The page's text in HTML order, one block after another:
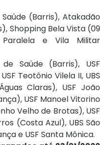
(Barris), Atakadão
Shopping Bela Vista (09
e Vila Militar
Saúde (Barris), USF
Teotônio Vilela II, UBS
Claras), USF João
USF Manoel Vitorino
Velho de Brotas), USF
(Costa Azul), UBS São
e USF Santa Mônica.